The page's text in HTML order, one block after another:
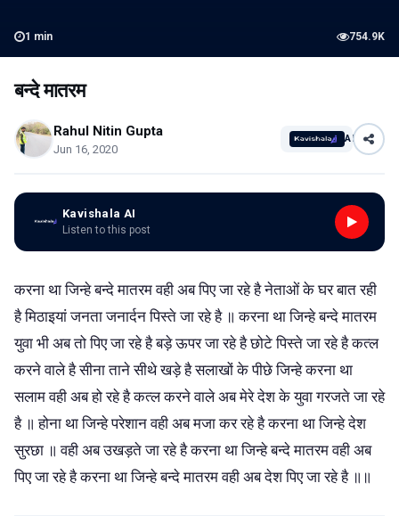
1 min 754.9K
बन्दे मातरम
Rahul Nitin Gupta
Jun 16, 2020
AI
Kavishala AI
Listen to this post
करना था जिन्हे बन्दे मातरम वही अब पिए जा रहे है नेताओं के घर बात रही
है मिठाइयां जनता जनार्दन पिस्ते जा रहे है ॥ करना था जिन्हे बन्दे मातरम
युवा भी अब तो पिए जा रहे है बड़े ऊपर जा रहे है छोटे पिस्ते जा रहे है कत्ल
करने वाले है सीना ताने सीथे खड़े है सलाखों के पीछे जिन्हे करना था
सलाम वही अब हो रहे है कत्ल करने वाले अब मेरे देश के युवा गरजते जा रहे
है ॥ होना था जिन्हे परेशान वही अब मजा कर रहे है करना था जिन्हे देश
सुरछा ॥ वही अब उखड़ते जा रहे है करना था जिन्हे बन्दे मातरम वही अब
पिए जा रहे है करना था जिन्हे बन्दे मातरम वही अब देश पिए जा रहे है ॥॥